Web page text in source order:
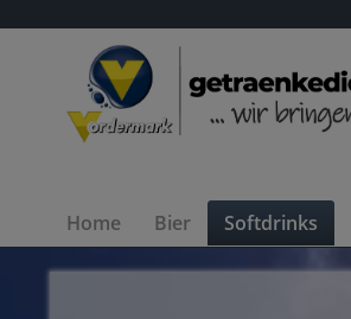
Home Bier Softdrinks